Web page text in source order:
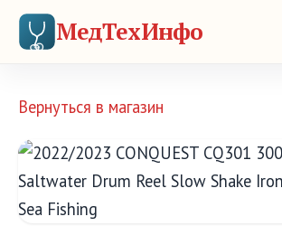
МедТехИнфо
Вернуться в магазин